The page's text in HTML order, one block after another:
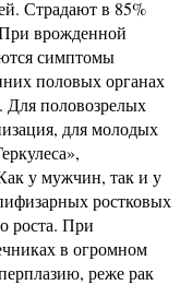
Страдают в 85%
врожденной
симптомы
половых органах
Для половозрелых
для молодых
у мужчин, так и у
ростковых
роста. При
в огромном
реже рак